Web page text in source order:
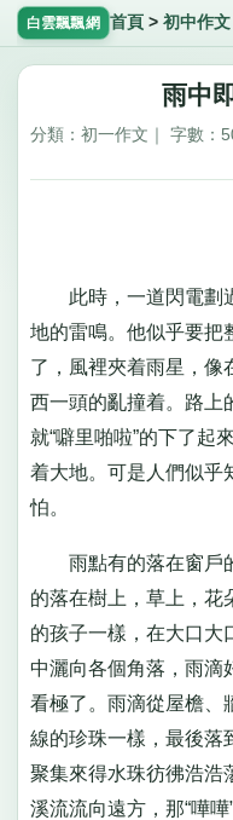
白雲飄飄網 首頁 > 初中作文
雨中
分類：初一作文｜ 字數：
此時，一道閃電劃過
地的雷鳴。他似乎要把
了，風裡夾着雨星，像
西一頭的亂撞着。路上
就“噼里啪啦”的下了起
着大地。可是人們似乎
怕。
雨點有的落在窗戶
的落在樹上，草上，
的孩子一樣，在大口大
中灑向各個角落，雨滴
看極了。雨滴從屋檐、
線的珍珠一樣，最後落
聚集來得水珠彷彿浩浩
溪流流向遠方，那“嘩